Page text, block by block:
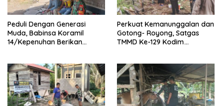
Peduli Dengan Generasi
Muda, Babinsa Koramil
14/Kepenuhan Berikan
Perkuat Kemanunggalan dan
Gotong- Royong, Satgas
TMMD Ke-129 Kodim
Rumah Bapak Dedi